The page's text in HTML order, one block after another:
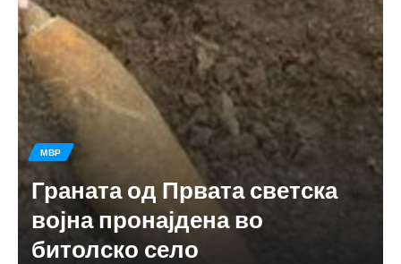
МВР
Граната од Првата светска
војна пронајдена во
битолско село